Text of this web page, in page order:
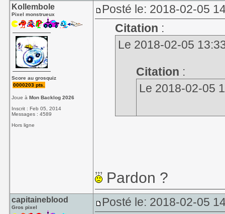
Kollembole
Pixel monstrueux
Score au grosquiz
0000203 pts.
Joue àMon Backlog 2026
Inscrit : Feb 05, 2014
Messages : 4589
Hors ligne
Posté le: 2018-02-05
Citation :
Le 2018-02-05
Citation :
Le 2018-02-05
Pardon ?
capitaineblood
Gros pixel
Posté le: 2018-02-05